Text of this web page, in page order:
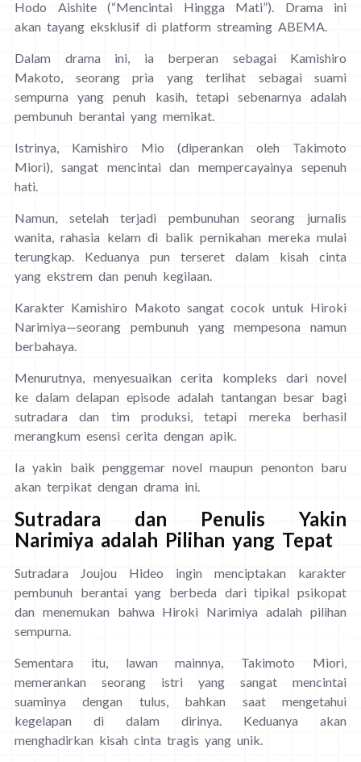
Hodo Aishite (“Mencintai Hingga Mati”). Drama ini
akan tayang eksklusif di platform streaming ABEMA.
Dalam drama ini, ia berperan sebagai Kamishiro
Makoto, seorang pria yang terlihat sebagai suami
sempurna yang penuh kasih, tetapi sebenarnya adalah
pembunuh berantai yang memikat.
Istrinya, Kamishiro Mio (diperankan oleh Takimoto
Miori), sangat mencintai dan mempercayainya sepenuh
hati.
Namun, setelah terjadi pembunuhan seorang jurnalis
wanita, rahasia kelam di balik pernikahan mereka mulai
terungkap. Keduanya pun terseret dalam kisah cinta
yang ekstrem dan penuh kegilaan.
Karakter Kamishiro Makoto sangat cocok untuk Hiroki
Narimiya—seorang pembunuh yang mempesona namun
berbahaya.
Menurutnya, menyesuaikan cerita kompleks dari novel
ke dalam delapan episode adalah tantangan besar bagi
sutradara dan tim produksi, tetapi mereka berhasil
merangkum esensi cerita dengan apik.
Ia yakin baik penggemar novel maupun penonton baru
akan terpikat dengan drama ini.
Sutradara dan Penulis Yakin
Narimiya adalah Pilihan yang Tepat
Sutradara Joujou Hideo ingin menciptakan karakter
pembunuh berantai yang berbeda dari tipikal psikopat
dan menemukan bahwa Hiroki Narimiya adalah pilihan
sempurna.
Sementara itu, lawan mainnya, Takimoto Miori,
memerankan seorang istri yang sangat mencintai
suaminya dengan tulus, bahkan saat mengetahui
kegelapan di dalam dirinya. Keduanya akan
menghadirkan kisah cinta tragis yang unik.